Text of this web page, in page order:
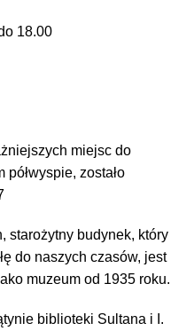
18.00
miejsc do
zostało
starożytny budynek, który
do naszych czasów, jest
muzeum od 1935 roku.
biblioteki Sultana i I.